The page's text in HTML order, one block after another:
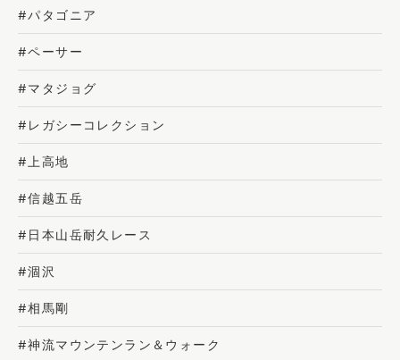
#パタゴニア
#ペーサー
#マタジョグ
#レガシーコレクション
#上高地
#信越五岳
#日本山岳耐久レース
#涸沢
#相馬剛
#神流マウンテンラン＆ウォーク